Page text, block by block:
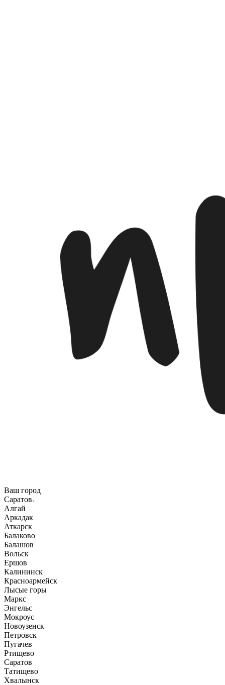
Ваш город
Саратов
Алгай
Аркадак
Аткарск
Балаково
Балашов
Вольск
Ершов
Калининск
Красноармейск
Лысые горы
Маркс
Энгельс
Мокроус
Новоузенск
Петровск
Пугачев
Ртищево
Саратов
Татищево
Хвалынск